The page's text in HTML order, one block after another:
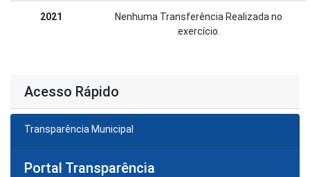
2021
Nenhuma Transferência Realizada no
exercício.
Acesso Rápido
Transparência Municipal
Portal Transparência